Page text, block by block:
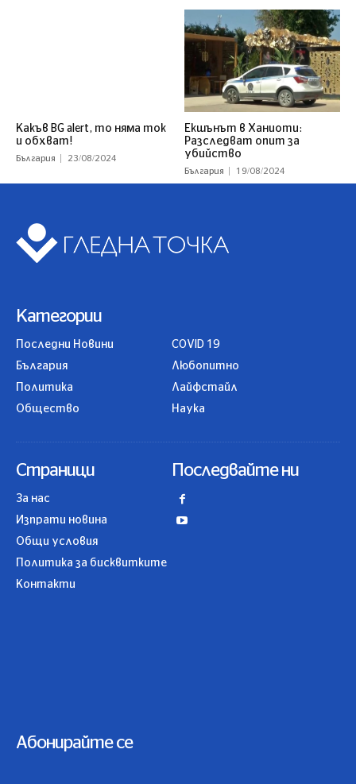
Какъв BG alert, то няма ток
и обхват!
България 23/08/2024
Екшънът в Ханиоти:
Разследват опит за
убийство
България 19/08/2024
Категории
Последни Новини
България
Политика
Общество
COVID 19
Любопитно
Лайфстайл
Наука
Страници
За нас
Изпрати новина
Общи условия
Политика за бисквитките
Контакти
Последвайте ни
Абонирайте се